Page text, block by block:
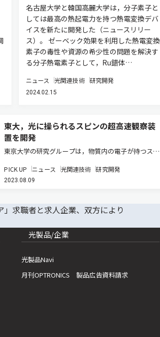
名古屋大学と韓国高麗大学は，分子素子と
しては最高の熱起電力を持つ熱電変換デバ
イスを新たに開発した（ニュースリリー
ス）。 ゼーベック効果を利用した熱電変換
素子の毒性や資源の希少性の問題を解決す
る分子熱電素子として，Ru錯体…
ニュース 光関連技術 研究開発
2024.02.15
東大，光に操られるスピンの超高速観察装
置を開発
東京大学の研究グループは，物質内の電子が持つスピ
を開発した（ニュースリリース）。 スピントロニクス
研究において，物質内の電子が持つスピンの動きが光
PICK UP ニュース 光関連技術 研究開発
2023.08.09
光製品/企業
光製品Navi
月刊OPTRONICS 製品広告資料請求